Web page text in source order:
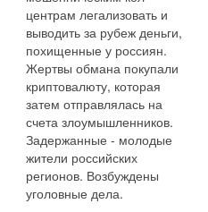
центрам легализовать и
выводить за рубеж деньги,
похищенные у россиян.
Жертвы обмана покупали
криптовалюту, которая
затем отправлялась на
счета злоумышленников.
Задержанные - молодые
жители российских
регионов. Возбуждены
уголовные дела.